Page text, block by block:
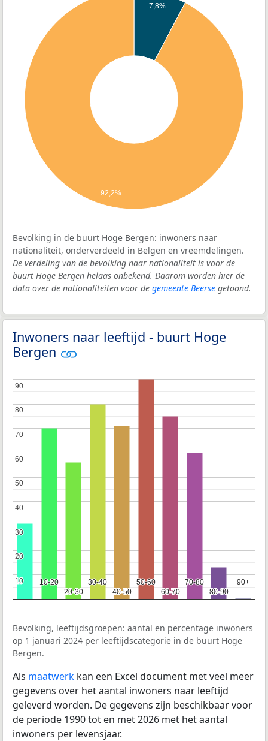
7,8%
92,2%
Bevolking in de buurt Hoge Bergen: inwoners naar
nationaliteit, onderverdeeld in Belgen en vreemdelingen.
De verdeling van de bevolking naar nationaliteit is voor de
buurt Hoge Bergen helaas onbekend. Daarom worden hier de
data over de nationaliteiten voor de gemeente Beerse getoond.
Inwoners naar leeftijd - buurt Hoge
Bergen
10-20
10-20
20-30
20-30
30-40
30-40
40-50
40-50
50-60
50-60
60-70
60-70
70-80
70-80
80-90
80-90
90+
90+
10
10
20
20
30
30
40
40
50
50
60
60
70
70
80
80
90
90
Bevolking, leeftijdsgroepen: aantal en percentage inwoners
op 1 januari 2024 per leeftijdscategorie in de buurt Hoge
Bergen.
Als maatwerk kan een Excel document met veel meer
gegevens over het aantal inwoners naar leeftijd
geleverd worden. De gegevens zijn beschikbaar voor
de periode 1990 tot en met 2026 met het aantal
inwoners per levensjaar.